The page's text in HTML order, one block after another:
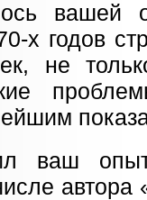
вашей
х годов
не
ваш
автора